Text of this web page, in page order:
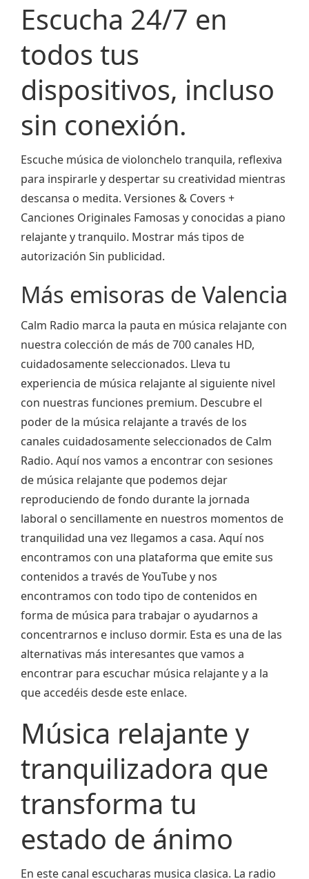
Escucha 24/7 en
todos tus
dispositivos, incluso
sin conexión.
Escuche música de violonchelo tranquila, reflexiva
para inspirarle y despertar su creatividad mientras
descansa o medita. Versiones & Covers +
Canciones Originales Famosas y conocidas a piano
relajante y tranquilo. Mostrar más tipos de
autorización Sin publicidad.
Más emisoras de Valencia
Calm Radio marca la pauta en música relajante con
nuestra colección de más de 700 canales HD,
cuidadosamente seleccionados. Lleva tu
experiencia de música relajante al siguiente nivel
con nuestras funciones premium. Descubre el
poder de la música relajante a través de los
canales cuidadosamente seleccionados de Calm
Radio. Aquí nos vamos a encontrar con sesiones
de música relajante que podemos dejar
reproduciendo de fondo durante la jornada
laboral o sencillamente en nuestros momentos de
tranquilidad una vez llegamos a casa. Aquí nos
encontramos con una plataforma que emite sus
contenidos a través de YouTube y nos
encontramos con todo tipo de contenidos en
forma de música para trabajar o ayudarnos a
concentrarnos e incluso dormir. Esta es una de las
alternativas más interesantes que vamos a
encontrar para escuchar música relajante y a la
que accedéis desde este enlace.
Música relajante y
tranquilizadora que
transforma tu
estado de ánimo
En este canal escucharas musica clasica. La radio